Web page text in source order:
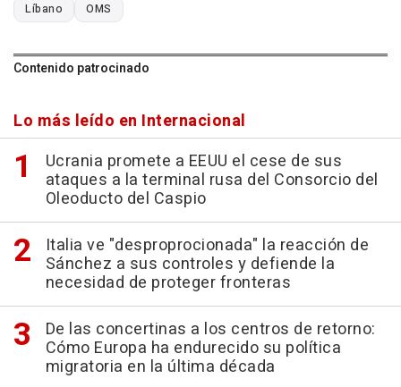
Líbano OMS
Contenido patrocinado
Lo más leído en Internacional
Ucrania promete a EEUU el cese de sus
ataques a la terminal rusa del Consorcio del
Oleoducto del Caspio
Italia ve "desproprocionada" la reacción de
Sánchez a sus controles y defiende la
necesidad de proteger fronteras
De las concertinas a los centros de retorno:
Cómo Europa ha endurecido su política
migratoria en la última década